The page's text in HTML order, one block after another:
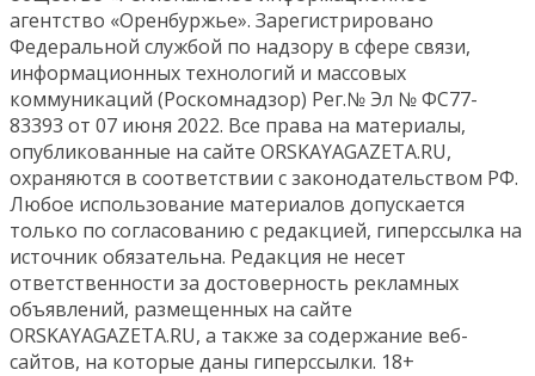
агентство «Оренбуржье». Зарегистрировано
Федеральной службой по надзору в сфере связи,
информационных технологий и массовых
коммуникаций (Роскомнадзор) Рег.№ Эл № ФС77-
83393 от 07 июня 2022. Все права на материалы,
опубликованные на сайте ORSKAYAGAZETA.RU,
охраняются в соответствии с законодательством РФ.
Любое использование материалов допускается
только по согласованию с редакцией, гиперссылка на
источник обязательна. Редакция не несет
ответственности за достоверность рекламных
объявлений, размещенных на сайте
ORSKAYAGAZETA.RU, а также за содержание веб-
сайтов, на которые даны гиперссылки. 18+